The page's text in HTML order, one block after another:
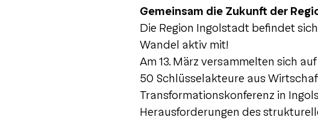
Gemeinsam die Zukunft der
Die Region Ingolstadt befindet
Wandel aktiv mit!
Am 13. März versammelten sich
50 Schlüsselakteure aus
Transformationskonferenz in
Herausforderungen des